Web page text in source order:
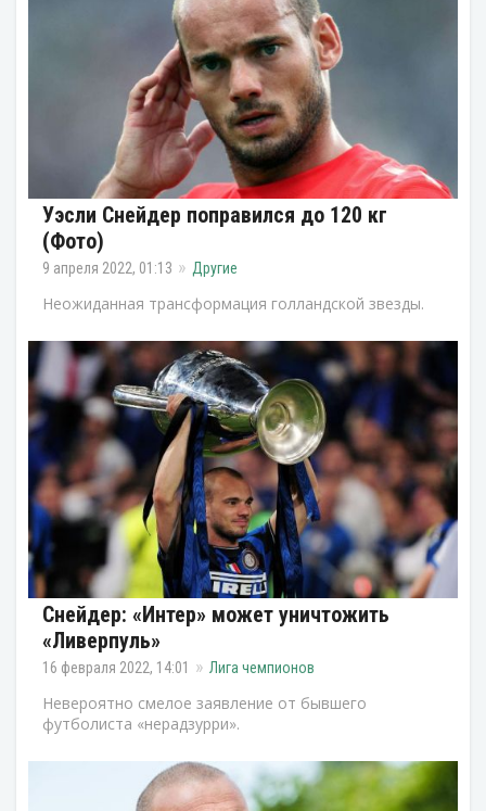
Уэсли Снейдер поправился до 120 кг
(Фото)
9 апреля 2022, 01:13 Другие
Неожиданная трансформация голландской звезды.
Снейдер: «Интер» может уничтожить
«Ливерпуль»
16 февраля 2022, 14:01 Лига чемпионов
Невероятно смелое заявление от бывшего
футболиста «нерадзурри».